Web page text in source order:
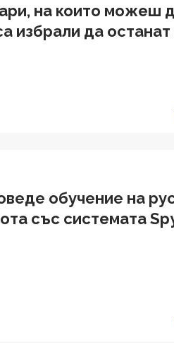
на които можеш
избрали да останат
обучение на
със системата